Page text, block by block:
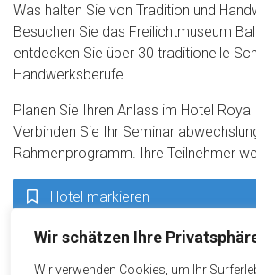
Wir schätzen Ihre
Wir verwenden Cookies, um Ihr
Was halten Sie von Tradition und
Besuchen Sie das Freilichtmuseum
entdecken Sie über 30 traditionelle
Handwerksberufe.
Planen Sie Ihren Anlass im Hotel Royal
Verbinden Sie Ihr Seminar
Rahmenprogramm. Ihre Teilnehmer
Hotel markieren
Jetzt Anfrage starten